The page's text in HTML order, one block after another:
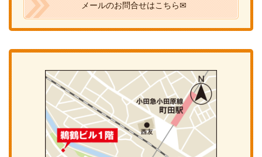
メールのお問合せはこちら✉